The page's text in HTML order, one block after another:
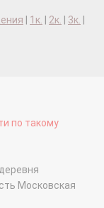
1к. 2к. 3к.
по такому
Московская